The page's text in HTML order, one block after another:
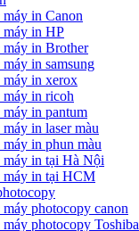
in Canon
in HP
in Brother
in samsung
in xerox
in ricoh
in pantum
in laser màu
in phun màu
in tại Hà Nội
in tại HCM
photocopy canon
photocopy Toshiba